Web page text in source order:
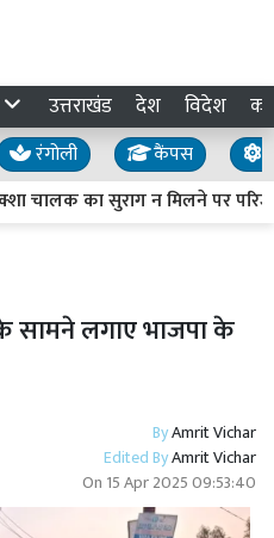
उत्तराखंड देश विदेश
रंगोली कैंपस
चालक का सुराग न मिलने पर
सामने लगाए भाजपा के
ByAmrit Vichar
Edited ByAmrit Vichar
On 15 Apr 2025 09:53:40